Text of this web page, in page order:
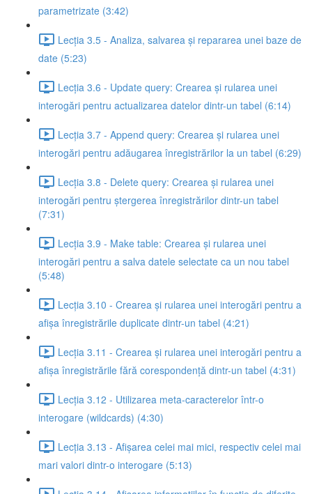
parametrizate (3:42)
Lecția 3.5 - Analiza, salvarea și repararea unei baze de
date (5:23)
Lecția 3.6 - Update query: Crearea și rularea unei
interogări pentru actualizarea datelor dintr-un tabel (6:14)
Lecția 3.7 - Append query: Crearea și rularea unei
interogări pentru adăugarea înregistrărilor la un tabel (6:29)
Lecția 3.8 - Delete query: Crearea și rularea unei
interogări pentru ștergerea înregistrărilor dintr-un tabel
(7:31)
Lecția 3.9 - Make table: Crearea și rularea unei
interogări pentru a salva datele selectate ca un nou tabel
(5:48)
Lecția 3.10 - Crearea și rularea unei interogări pentru a
afișa înregistrările duplicate dintr-un tabel (4:21)
Lecția 3.11 - Crearea și rularea unei interogări pentru a
afișa înregistrările fără corespondență dintr-un tabel (4:31)
Lecția 3.12 - Utilizarea meta-caracterelor într-o
interogare (wildcards) (4:30)
Lecția 3.13 - Afișarea celei mai mici, respectiv celei mai
mari valori dintr-o interogare (5:13)